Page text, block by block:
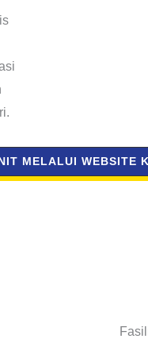
MELALUI WEBSITE